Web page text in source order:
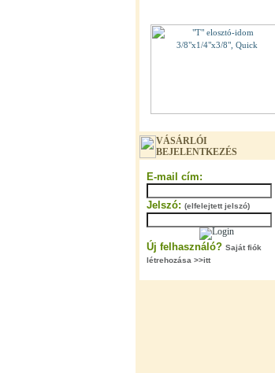
Quick
360,-Ft
---------
VÁSÁRLÓI
BEJELENTKEZÉS
E-mail cím:
Jelszó: (elfelejtett jelszó)
Új felhasználó? Saját fiók
létrehozása >>itt